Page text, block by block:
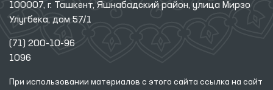
100007, г. Ташкент, Яшнабадский район, улица Мирзо
Улугбека, дом 57/1
(71) 200-10-96
1096
При использовании материалов с этого сайта ссылка на сайт